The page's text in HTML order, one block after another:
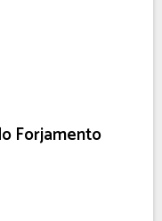
Forjamento